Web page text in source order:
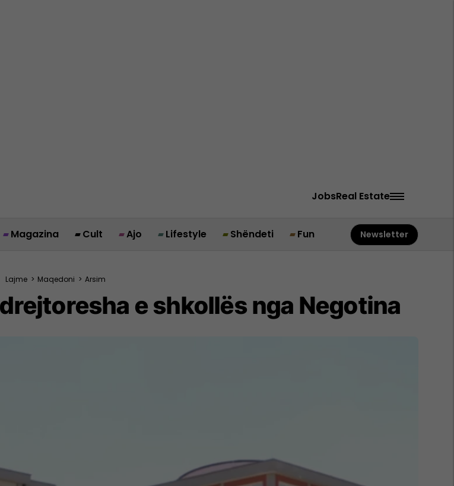
JobsReal Estate
Magazina Cult Ajo Lifestyle Shëndeti Fun Newsletter
Lajme > Maqedoni > Arsim
e shkollës nga Negotina